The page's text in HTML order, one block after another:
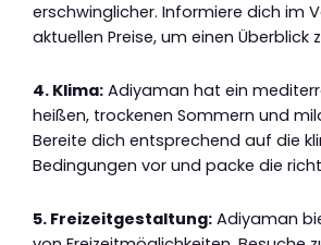
erschwinglicher. Informiere dich im
aktuellen Preise, um einen Überblick
4. Klima: Adiyaman hat ein
heißen, trockenen Sommern und
Bereite dich entsprechend auf die
Bedingungen vor und packe die
5. Freizeitgestaltung: Adiyaman